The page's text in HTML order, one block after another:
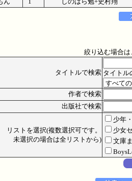
絞り込む場合
タイトルで検索 タイトル
作者で検索
出版社で検索
リストを選択(複数選択可です。
未選択の場合は全リストから)
少年
少女
文庫